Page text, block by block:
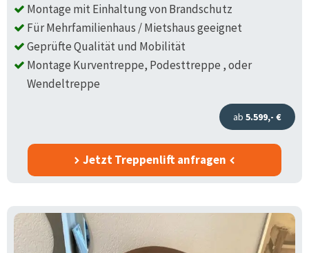
Montage mit Einhaltung von Brandschutz
Für Mehrfamilienhaus / Mietshaus geeignet
Geprüfte Qualität und Mobilität
Montage Kurventreppe, Podesttreppe , oder
Wendeltreppe
ab 5.599,- €
Jetzt Treppenlift anfragen